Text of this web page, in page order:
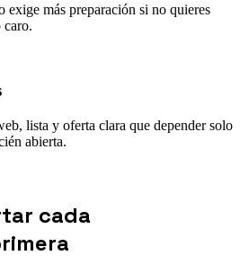
exige más preparación si no quieres
lista y oferta clara que depender solo
abierta.
cada